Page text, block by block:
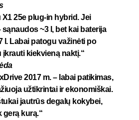
X1 25e plug-in hybrid. Jei
~3 l, bet kai baterija
l. Labai patogu važinėti po
įkrauti kiekvieną naktį.“
2017 m.– labai patikimas,
užtikrintai ir ekonomiškai.
jautrūs degalų kokybei,
gerą kurą.“